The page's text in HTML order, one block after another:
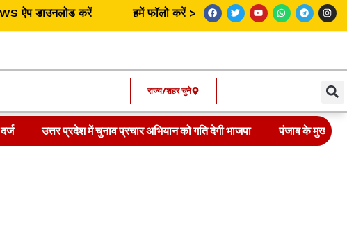
ऐप डाउनलोड करें हमें फॉलो करें >
राज्य/शहर चुने
उत्तर प्रदेश में चुनाव प्रचार अभियान को गति देगी भाजपा पंजाब के